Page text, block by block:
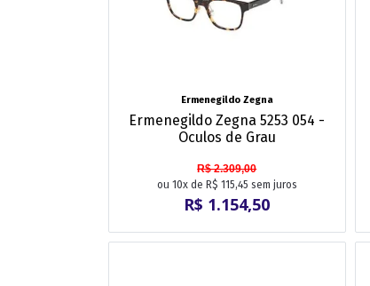
Ermenegildo Zegna
Ermenegildo Zegna 5253 054 -
Oculos de Grau
R$ 2.309,00
ou 10x de R$ 115,45 sem juros
R$ 1.154,50